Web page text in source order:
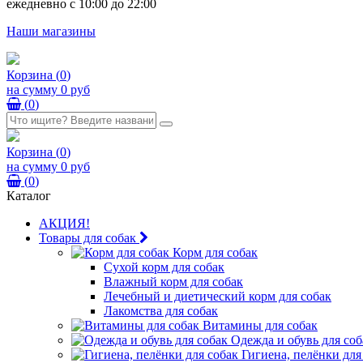
ежедневно с 10:00 до 22:00
Наши магазины
Корзина (0)
на сумму 0 руб
(0)
Корзина (0)
на сумму 0 руб
(0)
Каталог
АКЦИЯ!
Товары для собак
Корм для собак
Сухой корм для собак
Влажный корм для собак
Лечебный и диетический корм для собак
Лакомства для собак
Витамины для собак
Одежда и обувь для
Гигиена, пелёнки для